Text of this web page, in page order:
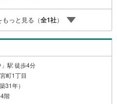
っと見る（全1社）
駅 徒歩4分
町1丁目
31年）
階